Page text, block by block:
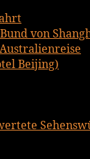
von
Beijing)